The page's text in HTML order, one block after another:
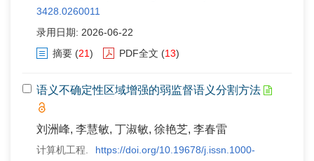
3428.0260011
录用日期: 2026-06-22
摘要 (21) PDF全文 (13)
语义不确定性区域增强的弱监督语义分割方法
刘洲峰, 李慧敏, 丁淑敏, 徐艳芝, 李春雷
计算机工程.
https://doi.org/10.19678/j.issn.1000-